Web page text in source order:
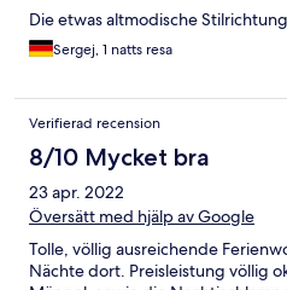
Die etwas altmodische
Sergej, 1 natts resa
Verifierad recension
8/10 Mycket bra
23 apr. 2022
Översätt med hjälp av Google
Tolle, völlig ausreichende
Nächte dort. Preisleistung völlig